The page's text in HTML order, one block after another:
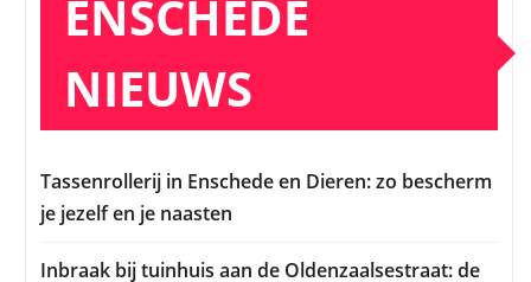
ENSCHEDE
NIEUWS
Tassenrollerij in Enschede en Dieren: zo bescherm
je jezelf en je naasten
Inbraak bij tuinhuis aan de Oldenzaalsestraat: de